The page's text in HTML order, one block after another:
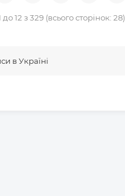
12 з 329 (всього сторінок: 28)
в Україні